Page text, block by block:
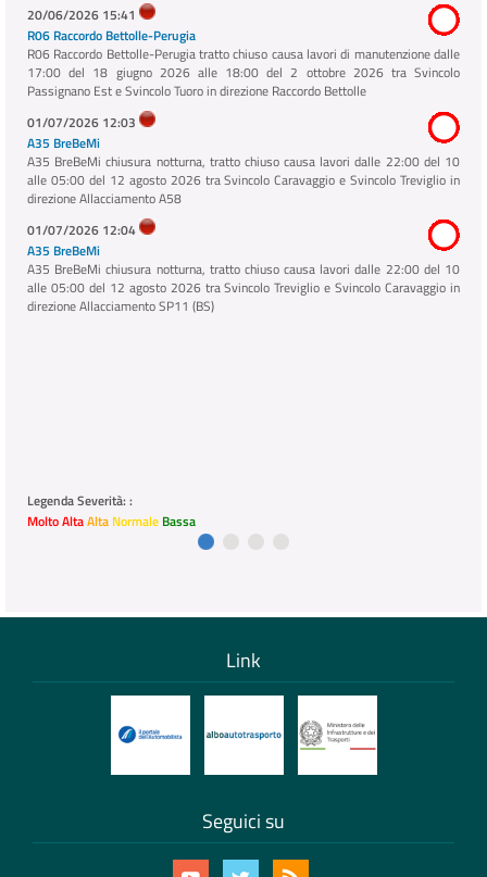
20/06/2026 15:41
R06 Raccordo Bettolle-Perugia
R06 Raccordo Bettolle-Perugia tratto chiuso causa lavori di manutenzione dalle
17:00 del 18 giugno 2026 alle 18:00 del 2 ottobre 2026 tra Svincolo
Passignano Est e Svincolo Tuoro in direzione Raccordo Bettolle
01/07/2026 12:03
A35 BreBeMi
A35 BreBeMi chiusura notturna, tratto chiuso causa lavori dalle 22:00 del 10
alle 05:00 del 12 agosto 2026 tra Svincolo Caravaggio e Svincolo Treviglio in
direzione Allacciamento A58
01/07/2026 12:04
A35 BreBeMi
A35 BreBeMi chiusura notturna, tratto chiuso causa lavori dalle 22:00 del 10
alle 05:00 del 12 agosto 2026 tra Svincolo Treviglio e Svincolo Caravaggio in
direzione Allacciamento SP11 (BS)
Legenda Severità: :
Molto AltaAlta Normale Bassa
Link
Seguici su